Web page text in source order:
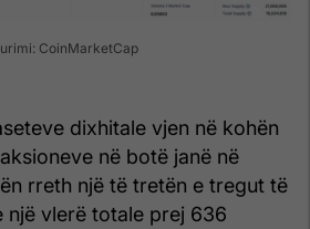
CoinMarketCap
dixhitale vjen në kohën
në botë janë në
rreth një të tretën e tregut të
një vlerë totale prej 636